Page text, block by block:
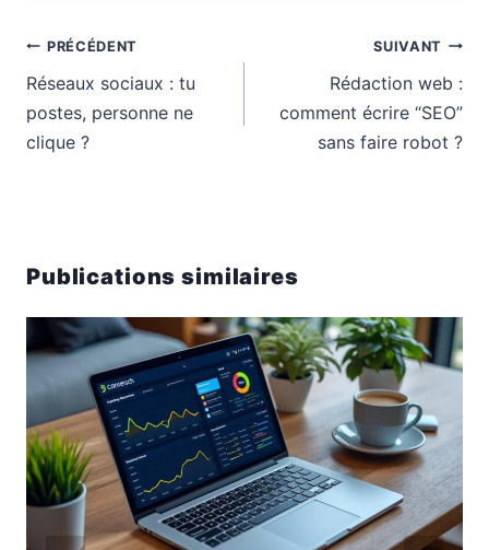
Navigation
de
PRÉCÉDENT
Réseaux sociaux : tu
postes, personne ne
clique ?
SUIVANT
Rédaction web :
comment écrire “SEO”
sans faire robot ?
Publications similaires